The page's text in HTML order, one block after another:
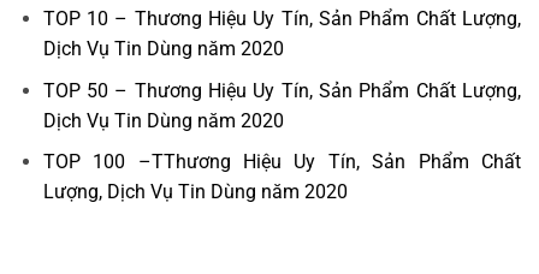
TOP 10 – Thương Hiệu Uy Tín, Sản Phẩm Chất Lượng,
Dịch Vụ Tin Dùng năm 2020
TOP 50 – Thương Hiệu Uy Tín, Sản Phẩm Chất Lượng,
Dịch Vụ Tin Dùng năm 2020
TOP 100 –TThương Hiệu Uy Tín, Sản Phẩm Chất
Lượng, Dịch Vụ Tin Dùng năm 2020